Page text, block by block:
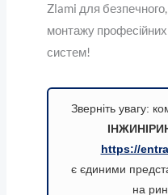
Zlami для
монтажу
систем!
Зверніть увагу:
https://
є єдиними
на